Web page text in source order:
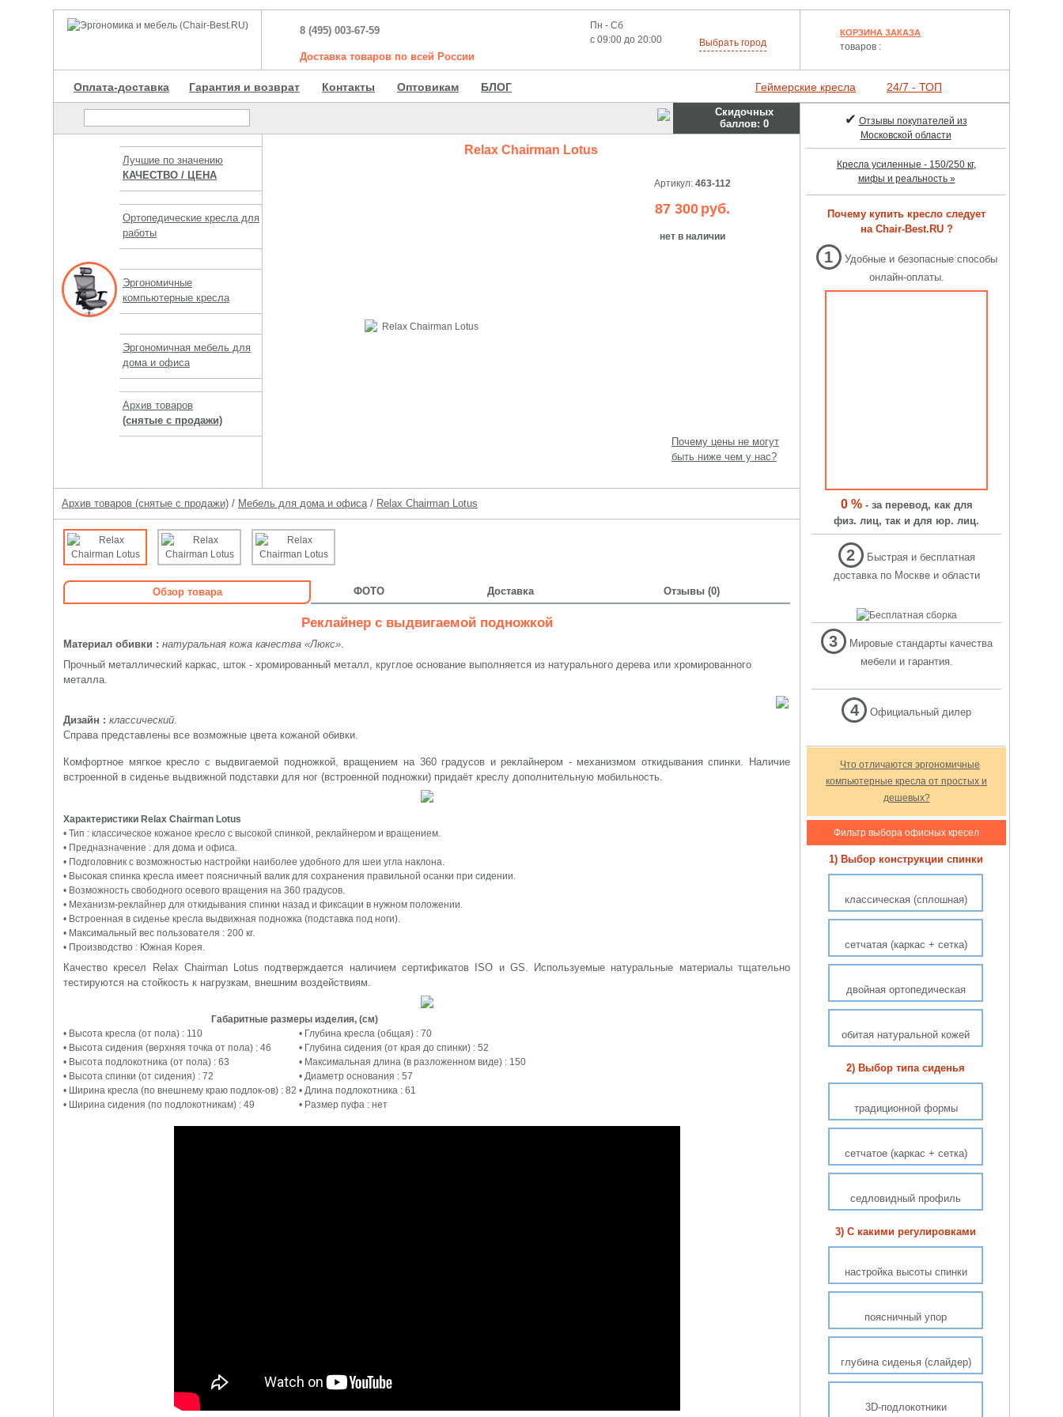
8 (495) 003-67-59
Доставкатоваров по всей России
Пн - Сб
с 09:00 до 20:00
Выбрать город
КОРЗИНА ЗАКАЗА
товаров :
Оплата-доставка Гарантия и возврат Контакты Оптовикам БЛОГ Геймерские кресла 24/7 - ТОП
Скидочных
баллов: 0
Лучшие по значению
КАЧЕСТВО / ЦЕНА
Ортопедические кресла для
работы
Эргономичные
компьютерные кресла
Эргономичная мебель для
дома и офиса
Архив товаров
(снятые с продажи)
Почему цены не могут
быть ниже чем у нас?
Relax Chairman Lotus
Артикул: 463-112
87 300 руб.
нет в наличии
Архив товаров (снятые с продажи) / Мебель для дома и офиса / Relax Chairman Lotus
Обзор товара ФОТО Доставка Отзывы (0)
Реклайнер с выдвигаемой подножкой
Материал обивки : натуральная кожа качества «Люкс».
Прочный металлический каркас, шток - хромированный металл, круглое основание выполняется из натурального дерева или хромированного
металла.
Дизайн : классический.
Справа представлены все возможные цвета кожаной обивки.
Комфортное мягкое кресло с выдвигаемой подножкой, вращением на 360 градусов и реклайнером - механизмом откидывания спинки. Наличие
встроенной в сиденье выдвижной подставки для ног (встроенной подножки) придаёт креслу дополнительную мобильность.
Характеристики Relax Chairman Lotus
• Тип : классическое кожаное кресло с высокой спинкой, реклайнером и вращением.
• Предназначение : для дома и офиса.
• Подголовник с возможностью настройки наиболее удобного для шеи угла наклона.
• Высокая спинка кресла имеет поясничный валик для сохранения правильной осанки при сидении.
• Возможность свободного осевого вращения на 360 градусов.
• Механизм-реклайнер для откидывания спинки назад и фиксации в нужном положении.
• Встроенная в сиденье кресла выдвижная подножка (подставка под ноги).
• Максимальный вес пользователя : 200 кг.
• Производство : Южная Корея.
Качество кресел Relax Chairman Lotus подтверждается наличием сертификатов ISO и GS. Используемые натуральные материалы тщательно
тестируются на стойкость к нагрузкам, внешним воздействиям.
Габаритные размеры изделия, (см)
• Высота кресла (от пола) : 110
• Высота сидения (верхняя точка от пола) : 46
• Высота подлокотника (от пола) : 63
• Высота спинки (от сидения) : 72
• Ширина кресла (по внешнему краю подлок-ов) : 82
• Ширина сидения (по подлокотникам) : 49
• Глубина кресла (общая) : 70
• Глубина сидения (от края до спинки) : 52
• Максимальная длина (в разложенном виде) : 150
• Диаметр основания : 57
• Длина подлокотника : 61
• Размер пуфа : нет
✔ Отзывы покупателей из
Московской области
Кресла усиленные - 150/250 кг,
мифы и реальность »
Почему купить кресло следует
на Chair-Best.RU ?
1
Удобные и безопасные способы
онлайн-оплаты.
0 %- за перевод, как для
физ. лиц, так и для юр. лиц.
2
Быстрая и бесплатная
доставка по Москве и области
3
Мировые стандарты качества
мебели и гарантия.
4 Официальный дилер
Что отличаются эргономичные
компьютерные кресла от простых и
дешевых?
Фильтр выбора офисных кресел
1) Выбор конструкции спинки
классическая (сплошная)
сетчатая (каркас + сетка)
двойная ортопедическая
обитая натуральной кожей
2) Выбор типа сиденья
традиционной формы
сетчатое (каркас + сетка)
седловидный профиль
3) С какими регулировками
настройка высоты спинки
поясничный упор
глубина сиденья (слайдер)
3D-подлокотники